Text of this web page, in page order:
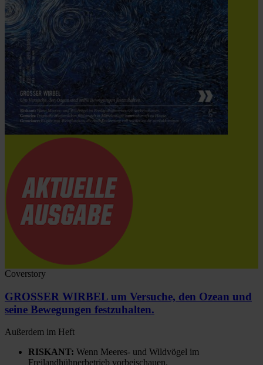
Coverstory
GROSSER WIRBEL um Versuche, den Ozean und
seine Bewegungen festzuhalten.
Außerdem im Heft
RISKANT: Wenn Meeres- und Wildvögel im
Freilandhühnerbetrieb vorbeischauen.